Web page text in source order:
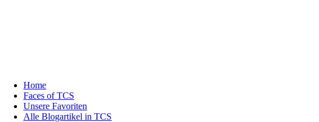
Home
Faces of TCS
Unsere Favoriten
Alle Blogartikel in TCS